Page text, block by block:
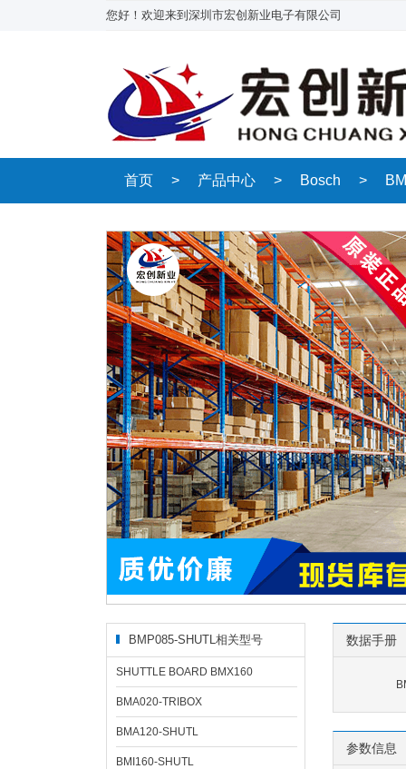
您好！欢迎来到深圳市宏创新业电子有限公司
首页 > 产品中心 > Bosch >
BMP085-SHUTL相关型号
SHUTTLE BOARD BMX160
BMA020-TRIBOX
BMA120-SHUTL
BMI160-SHUTL
数据手册
参数信息